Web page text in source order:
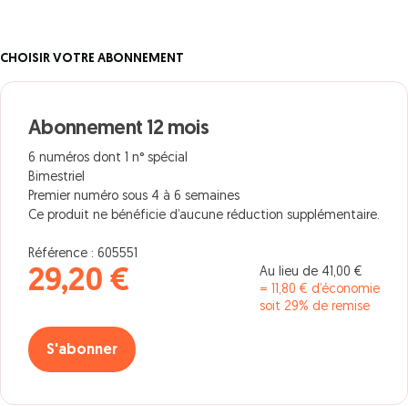
CHOISIR VOTRE ABONNEMENT
Abonnement 12 mois
6 numéros dont 1 n° spécial
Bimestriel
Premier numéro sous 4 à 6 semaines
Ce produit ne bénéficie d’aucune réduction supplémentaire.
Référence : 605551
29,20 €
Au lieu de 41,00 €
= 11,80 € d’économie
soit 29% de remise
S'abonner